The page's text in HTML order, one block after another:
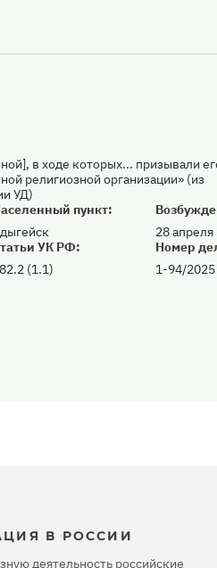
пункт:
в ходе которых... призывали
религиозной организации» (из
УД)
28 апреля
УК РФ:
(1.1)
Номер
1-94/2025
В РОССИИ
деятельность российские